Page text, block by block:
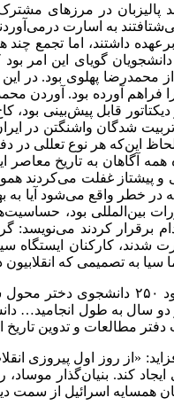
پالیزبان در مرزهای
به اسارت
گویای این امر
محمدرضا پهلوی بود. در
آورده بود. آوردن
قابل پیش‌بینی بود،
شدگان واشنگتن در
همه آگاهان به تاریخ
و پیشتاز غفلت
در خطر واقع می‌شود آیا به
بین‌المللی بود،
برقرار کردند
شدند، کارکنان ایستگاه
سیا به تصمیمی که
کار بسیار دشواری به
سال به طول انجامید…
مطالعات و تدوین تاریخ
«از روز اول پیروزی
همسایه اسرائیل از سمت